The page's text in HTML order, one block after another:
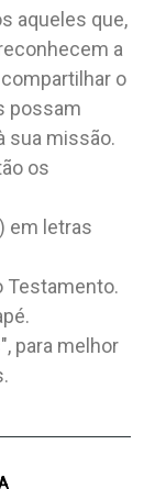
aqueles que,
a
o
possam
sua missão.
os
em letras
Testamento.
para melhor